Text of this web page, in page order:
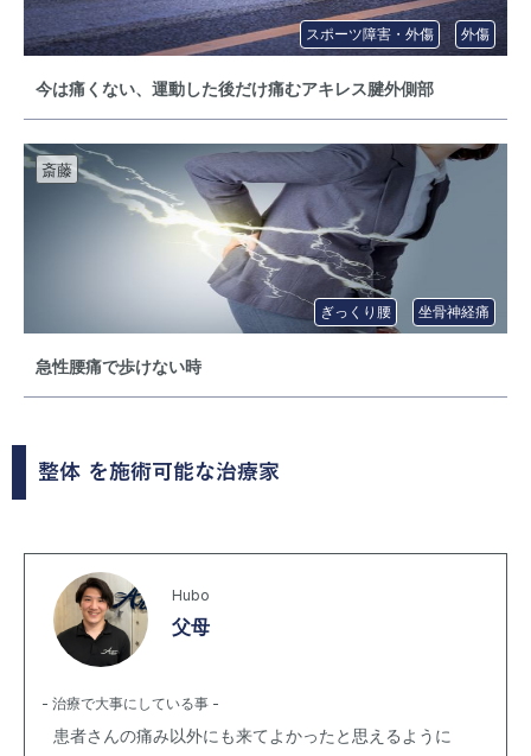
スポーツ障害・外傷 外傷
今は痛くない、運動した後だけ痛むアキレス腱外側部
斎藤
ぎっくり腰 坐骨神経痛
急性腰痛で歩けない時
整体 を施術可能な治療家
Hubo
父母
- 治療で大事にしている事 -
患者さんの痛み以外にも来てよかったと思えるように